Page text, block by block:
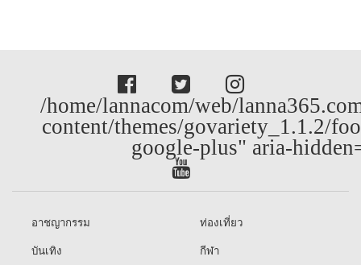
/home/lannacom/web/
content/themes/govariety_1.1.2/
google-plus" aria-
อาชญากรรม
ท่องเที่ยว
บันเทิง
กีฬา